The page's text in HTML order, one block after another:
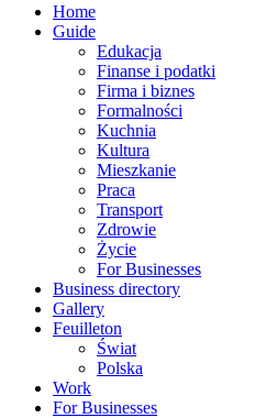
Home
Guide
Edukacja
Finanse i podatki
Firma i biznes
Formalności
Kuchnia
Kultura
Mieszkanie
Praca
Transport
Zdrowie
Życie
For Businesses
Business directory
Gallery
Feuilleton
Świat
Polska
Work
For Businesses